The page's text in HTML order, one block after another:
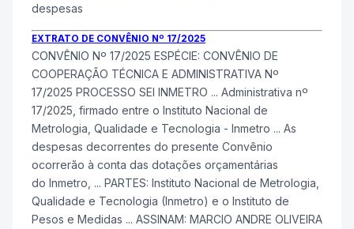
despesas
EXTRATO DE CONVÊNIO Nº 17/2025
CONVÊNIO Nº 17/2025 ESPÉCIE: CONVÊNIO DE
COOPERAÇÃO TÉCNICA E ADMINISTRATIVA Nº
17/2025 PROCESSO SEI INMETRO ... Administrativa nº
17/2025, firmado entre o Instituto Nacional de
Metrologia, Qualidade e Tecnologia - Inmetro ... As
despesas decorrentes do presente Convênio
ocorrerão à conta das dotações orçamentárias
do Inmetro , ... PARTES: Instituto Nacional de Metrologia,
Qualidade e Tecnologia (Inmetro) e o Instituto de
Pesos e Medidas ... ASSINAM: MARCIO ANDRE OLIVEIRA